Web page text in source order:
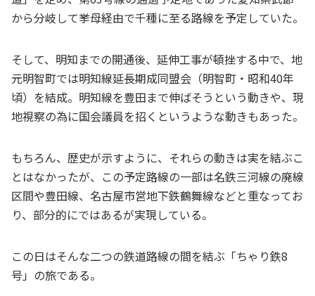
から分岐して挙母経由で千種に至る路線を予定していた。
そして、明知までの開通後、延伸工事が頓挫する中で、地
元明智町では明知線延長期成同盟会（明智町・昭和40年
頃）を結成。明知線を豊田まで伸ばそうという動きや、現
地視察の為に国会議員を招くというような動きもあった。
もちろん、歴史が示すように、それらの動きは実を結ぶこ
とはなかったが、この予定路線の一部は名鉄三河線の廃線
区間や豊田線、名古屋市営地下鉄鶴舞線などと重なってお
り、部分的にではあるが実現している。
この日はそんな二つの鉄道路線の間を結ぶ「ちゃり鉄8
号」の旅である。